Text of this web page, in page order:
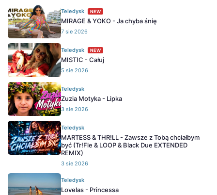
Teledysk NEW
MIRAGE & YOKO - Ja chyba śnię
7 sie 2026
Teledysk NEW
MISTIC - Całuj
5 sie 2026
Teledysk
Zuzia Motyka - Lipka
3 sie 2026
Teledysk
MARTESS & THR!LL - Zawsze z Tobą chciałbym
być (Tr!Fle & LOOP & Black Due EXTENDED
REMIX)
3 sie 2026
Teledysk
Lovelas - Princessa